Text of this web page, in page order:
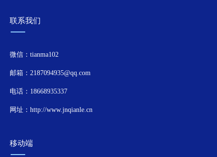
联系我们
微信：tianma102
邮箱：2187094935@qq.com
电话：18668935337
网址：http://www.jnqianle.cn
移动端